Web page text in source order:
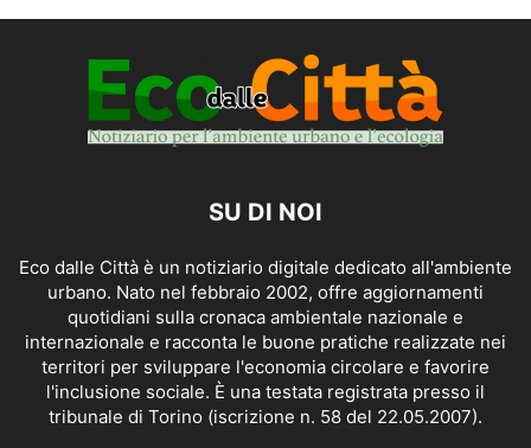
SU DI NOI
Eco dalle Città è un notiziario digitale dedicato all'ambiente
urbano. Nato nel febbraio 2002, offre aggiornamenti
quotidiani sulla cronaca ambientale nazionale e
internazionale e racconta le buone pratiche realizzate nei
territori per sviluppare l'economia circolare e favorire
l'inclusione sociale. È una testata registrata presso il
tribunale di Torino (iscrizione n. 58 del 22.05.2007).